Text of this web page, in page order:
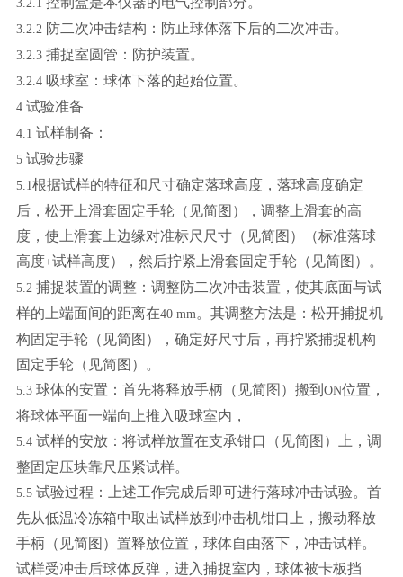
3.2.1
3.2.2 防二次冲击结构：防止球体落下后的二次冲击。
3.2.3 捕捉室圆管：防护装置。
3.2.4 吸球室：球体下落的起始位置。
4 试验准备
4.1 试样制备：
5 试验步骤
5.1根据试样的特征和尺寸确定落球高度，落球高度确定
后，松开上滑套固定手轮（见简图），调整上滑套的高
度，使上滑套上边缘对准标尺尺寸（见简图）（标准落球
高度+试样高度），然后拧紧上滑套固定手轮（见简图）。
5.2 捕捉装置的调整：调整防二次冲击装置，使其底面与试
样的上端面间的距离在40 mm 。其调整方法是：松开捕捉机
构固定手轮（见简图），确定好尺寸后，再拧紧捕捉机构
固定手轮（见简图）。
5.3 球体的安置：首先将释放手柄（见简图）搬到 ON位置，
将球体平面一端向上推入吸球室内，
5.4 试样的安放：将试样放置在支承钳口（见简图）上，调
整固定压块靠尺压紧试样。
5.5 试验过程：上述工作完成后即可进行落球冲击试验。首
先从低温冷冻箱中取出试样放到冲击机钳口上，搬动释放
手柄（见简图）置释放位置，球体自由落下，冲击试样。
试样受冲击后球体反弹，进入捕捉室内，球体被卡板挡